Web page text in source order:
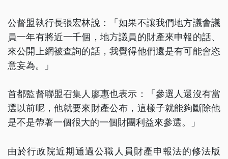
公督盟執行長張宏林說：「如果不讓我們地方議會議
員一年有將近一千個，地方議員的財產來申報的話、
來公開上網被查詢的話，我覺得他們還是有可能會恣
意妄為。」
首都監督聯盟召集人廖惠也表示：「參選人還沒有當
選以前呢，他就要來財產公布，這樣子就能夠斷除他
是不是帶著一個很大的一個財團利益來參選。」
由於行政院近期通過公職人員財產申報法的修法版